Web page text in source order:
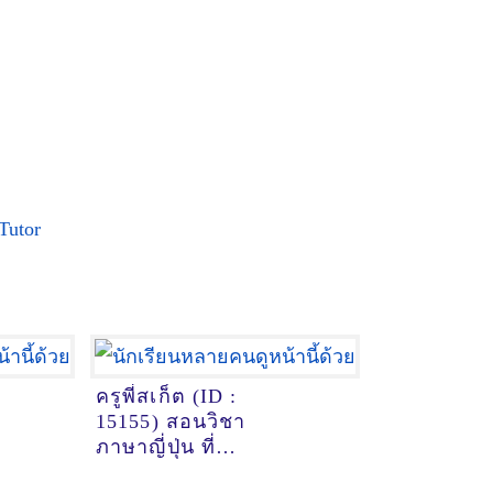
ครูพี่สเก็ต (ID :
15155) สอนวิชา
ภาษาญี่ปุ่น ที่